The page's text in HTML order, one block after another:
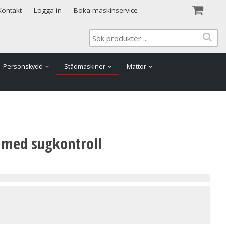
Logga in Boka maskinservice
Personskydd Städmaskiner Mattor
sugkontroll